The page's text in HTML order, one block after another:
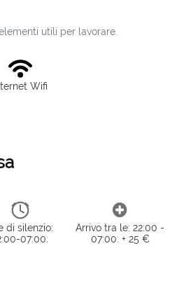
utili per lavorare.
Wifi
di silenzio:
07:00.
Arrivo tra le: 22:00 -
07:00: + 25 €